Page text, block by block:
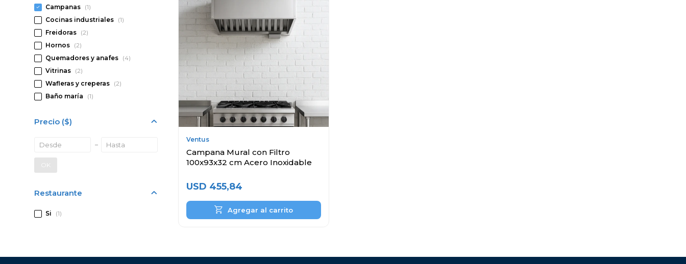
Ventus
Campana Mural con Filtro
100x93x32 cm Acero Inoxidable
USD 455,84
Campanas (1)
Cocinas industriales (1)
Freidoras (2)
Hornos (2)
Quemadores y anafes (4)
Vitrinas (2)
Wafleras y creperas (2)
Baño maría
(1)
Precio ($)
OK
Restaurante
Si (1)